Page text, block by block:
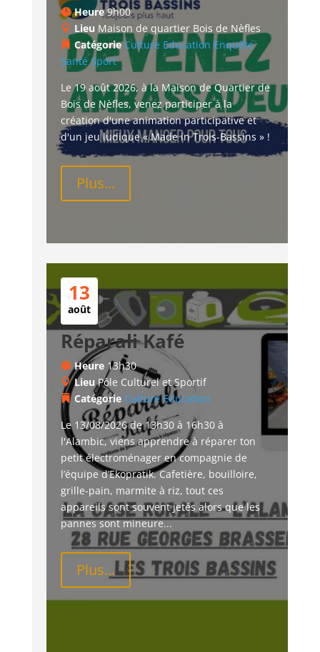
Heure9h00
Lieu Maison de quartier Bois de Nèfles
CatégorieCulture Education Enquête
Santé Sport
Le 19 août 2026, à la Maison de Quartier de
Bois de Nèfles, venez participer à la
création d'une animation participative et
d'un jeu ludique « Made in Trois-Bassins » !
Plus...
13
août
Réparali Kafé
Heure 13h30
LieuPôle Culturel et Sportif
Catégorie Culture Education
Le 13/08/2026 de 13h30 à 16h30 à
l'Alambic, viens apprendre à réparer ton
petit électroménager en compagnie de
l’équipe d’Ekopratik. Cafetière, bouilloire,
grille-pain, marmite à riz, tout ces
appareils sont souvent jetés alors que les
pannes sont mineure...
Plus...